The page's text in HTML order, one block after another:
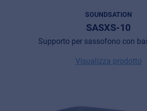
SOUNDSATION
SASXS-10
Supporto per sassofono con
Visualizza prodotto